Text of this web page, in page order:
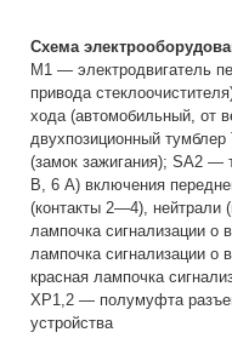
Схема
М1 — электродвигатель
привода
хода (автомобильный, от
двухпозиционный
(замок зажигания); SA2 —
В, 6 А) включения
(контакты 2—4), нейтрали
лампочка сигнализации о
лампочка сигнализации
красная лампочка
ХР1,2 — полумуфта
устройства